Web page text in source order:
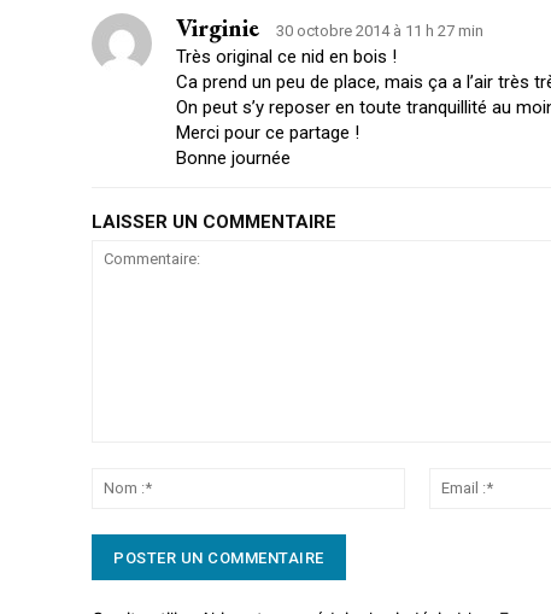
Virginie 30 octobre 2014 à 11 h 27 min
Très original ce nid en bois !
Ca prend un peu de place, mais ça a l’air très
On peut s’y reposer en toute tranquillité au
Merci pour ce partage !
Bonne journée
LAISSER UN COMMENTAIRE